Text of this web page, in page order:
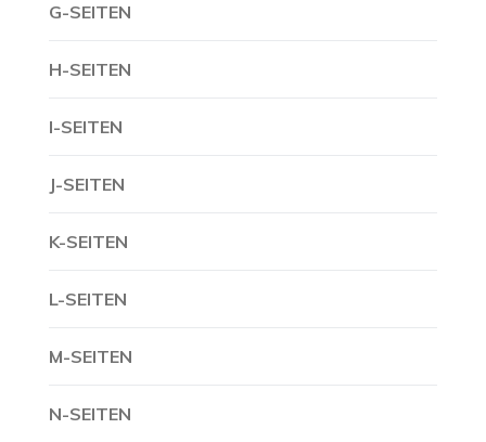
G-SEITEN
H-SEITEN
I-SEITEN
J-SEITEN
K-SEITEN
L-SEITEN
M-SEITEN
N-SEITEN